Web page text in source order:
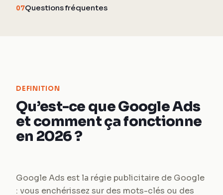
07Questions fréquentes
DEFINITION
Qu’est-ce que Google Ads
et comment ça fonctionne
en 2026 ?
Google Ads est la régie publicitaire de Google
: vous enchérissez sur des mots-clés ou des